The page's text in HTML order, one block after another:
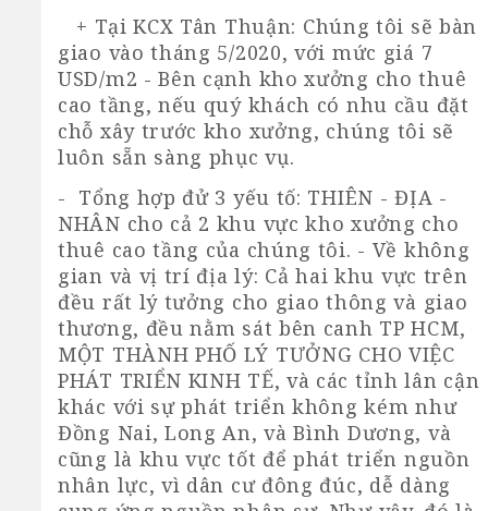
+ Tại KCX Tân Thuận: Chúng tôi sẽ bàn
giao vào tháng 5/2020, với mức giá 7
USD/m2 - Bên cạnh kho xưởng cho thuê
cao tầng, nếu quý khách có nhu cầu đặt
chỗ xây trước kho xưởng, chúng tôi sẽ
luôn sẵn sàng phục vụ.
- Tổng hợp đử 3 yếu tố: THIÊN - ĐỊA -
NHÂN cho cả 2 khu vực kho xưởng cho
thuê cao tầng của chúng tôi. - Về không
gian và vị trí địa lý: Cả hai khu vực trên
đều rất lý tưởng cho giao thông và giao
thương, đều nằm sát bên canh TP HCM,
MỘT THÀNH PHỐ LÝ TƯỞNG CHO VIỆC
PHÁT TRIỂN KINH TẾ, và các tỉnh lân cận
khác với sự phát triển không kém như
Đồng Nai, Long An, và Bình Dương, và
cũng là khu vực tốt để phát triển nguồn
nhân lực, vì dân cư đông đúc, dễ dàng